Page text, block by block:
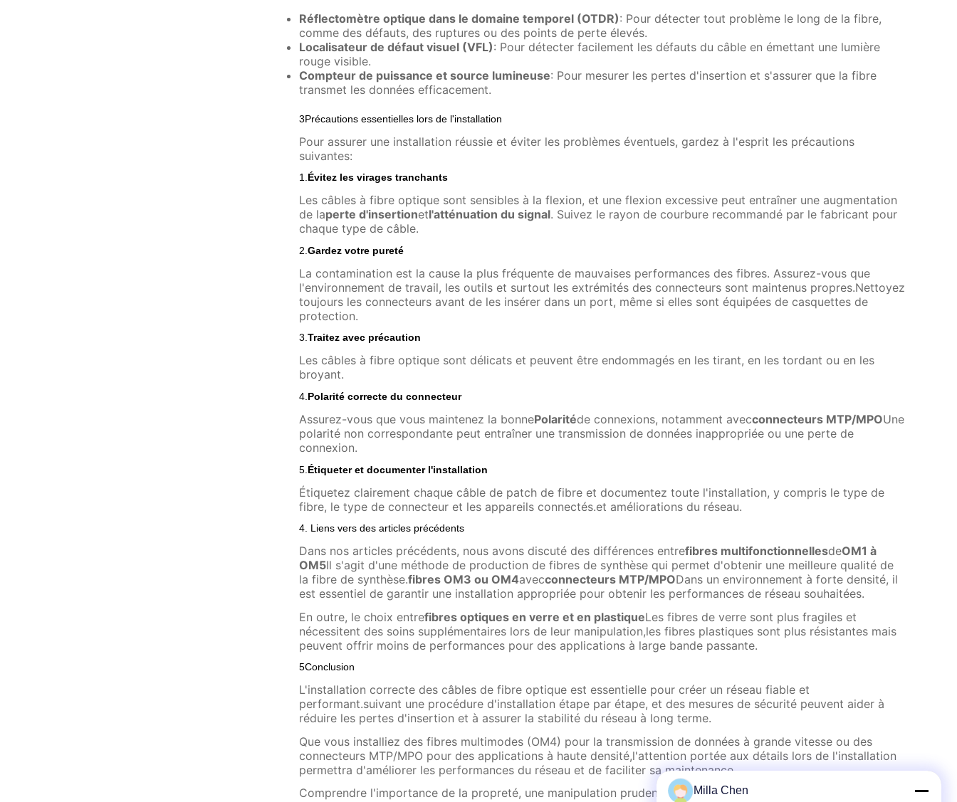
Réflectomètre optique dans le domaine temporel (OTDR): Pour détecter tout problème le long de la fibre,
comme des défauts, des ruptures ou des points de perte élevés.
Localisateur de défaut visuel (VFL): Pour détecter facilement les défauts du câble en émettant une lumière
rouge visible.
Compteur de puissance et source lumineuse: Pour mesurer les pertes d'insertion et s'assurer que la fibre
transmet les données efficacement.
3Précautions essentielles lors de l'installation
Pour assurer une installation réussie et éviter les problèmes éventuels, gardez à l'esprit les précautions
suivantes:
1. Évitez les virages tranchants
Les câbles à fibre optique sont sensibles à la flexion, et une flexion excessive peut entraîner une augmentation
de laperte d'insertionetl'atténuation du signal. Suivez le rayon de courbure recommandé par le fabricant pour
chaque type de câble.
2. Gardez votre pureté
La contamination est la cause la plus fréquente de mauvaises performances des fibres. Assurez-vous que
l'environnement de travail, les outils et surtout les extrémités des connecteurs sont maintenus propres.Nettoyez
toujours les connecteurs avant de les insérer dans un port, même si elles sont équipées de casquettes de
protection.
3.Traitez avec précaution
Les câbles à fibre optique sont délicats et peuvent être endommagés en les tirant, en les tordant ou en les
broyant.
4. Polarité correcte du connecteur
Assurez-vous que vous maintenez la bonnePolaritéde connexions, notamment avecconnecteurs MTP/MPOUne
polarité non correspondante peut entraîner une transmission de données inappropriée ou une perte de
connexion.
5. Étiqueter et documenter l'installation
Étiquetez clairement chaque câble de patch de fibre et documentez toute l'installation, y compris le type de
fibre, le type de connecteur et les appareils connectés.et améliorations du réseau.
4. Liens vers des articles précédents
Dans nos articles précédents, nous avons discuté des différences entrefibres multifonctionnellesdeOM1 à
OM5Il s'agit d'une méthode de production de fibres de synthèse qui permet d'obtenir une meilleure qualité de
la fibre de synthèse.fibres OM3 ou OM4avecconnecteurs MTP/MPODans un environnement à forte densité, il
est essentiel de garantir une installation appropriée pour obtenir les performances de réseau souhaitées.
En outre, le choix entrefibres optiques en verre et en plastiqueLes fibres de verre sont plus fragiles et
nécessitent des soins supplémentaires lors de leur manipulation,les fibres plastiques sont plus résistantes mais
peuvent offrir moins de performances pour des applications à large bande passante.
5Conclusion
L'installation correcte des câbles de fibre optique est essentielle pour créer un réseau fiable et
performant.suivant une procédure d'installation étape par étape, et des mesures de sécurité peuvent aider à
réduire les pertes d'insertion et à assurer la stabilité du réseau à long terme.
Que vous installiez des fibres multimodes (OM4) pour la transmission de données à grande vitesse ou des
connecteurs MTP/MPO pour des applications à haute densité,l'attention portée aux détails lors de l'installation
permettra d'améliorer les performances du réseau et de faciliter sa maintenance.
Comprendre l'importance de la propreté, une manipulation prudente,et une gestion correcte des câbles vous
Milla Chen